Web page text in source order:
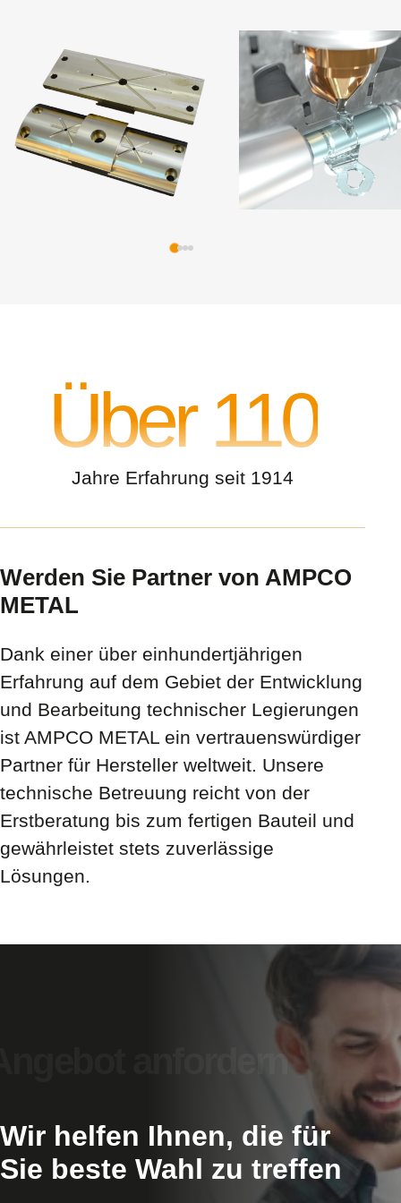
Über 110
Jahre Erfahrung seit 1914
Werden Sie Partner von AMPCO
METAL
Dank einer über einhundertjährigen
Erfahrung auf dem Gebiet der Entwicklung
und Bearbeitung technischer Legierungen
ist AMPCO METAL ein vertrauenswürdiger
Partner für Hersteller weltweit. Unsere
technische Betreuung reicht von der
Erstberatung bis zum fertigen Bauteil und
gewährleistet stets zuverlässige
Lösungen.
Wir helfen Ihnen, die für
Sie beste Wahl zu treffen